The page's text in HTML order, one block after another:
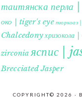
таитянска
око | tiger's eye тюркоаз
Chalcedonyхризокола
zirconia яспис |
Brecciated Jasper
COPYRIGHT© 2026 ·